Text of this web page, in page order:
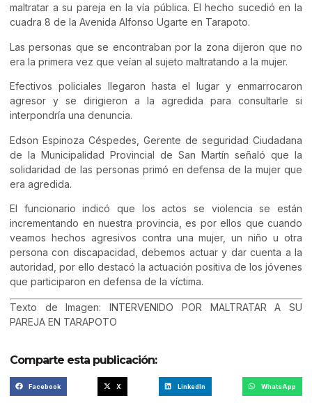
maltratar a su pareja en la vía pública. El hecho sucedió en la
cuadra 8 de la Avenida Alfonso Ugarte en Tarapoto.
Las personas que se encontraban por la zona dijeron que no
era la primera vez que veían al sujeto maltratando a la mujer.
Efectivos policiales llegaron hasta el lugar y enmarrocaron
agresor y se dirigieron a la agredida para consultarle si
interpondría una denuncia.
Edson Espinoza Céspedes, Gerente de seguridad Ciudadana
de la Municipalidad Provincial de San Martín señaló que la
solidaridad de las personas primó en defensa de la mujer que
era agredida.
El funcionario indicó que los actos se violencia se están
incrementando en nuestra provincia, es por ellos que cuando
veamos hechos agresivos contra una mujer, un niño u otra
persona con discapacidad, debemos actuar y dar cuenta a la
autoridad, por ello destacó la actuación positiva de los jóvenes
que participaron en defensa de la víctima.
Texto de Imagen: INTERVENIDO POR MALTRATAR A SU
PAREJA EN TARAPOTO
Comparte esta publicación:
Facebook X LinkedIn WhatsApp